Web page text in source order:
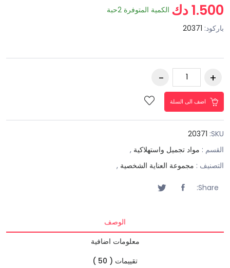
1.500 دك الكمية المتوفرة 2حبة
باركود: 20371
اضف الى السلة
SKU:
20371
القسم : مواد تجميل واستهلاكية ,
التصنيف : مجموعة العناية الشخصية ,
Share:
الوصف
معلومات اضافية
تقييمات ( 50 )